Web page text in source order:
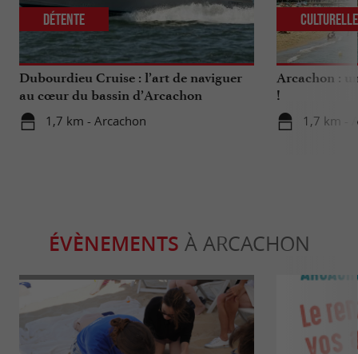
Dubourdieu Cruise : l’art de naviguer
au cœur du bassin d’Arcachon
1,7 km - Arcachon
Détente
Arcachon :
!
1,7 km -
Culturelle
ÉVÈNEMENTS À ARCACHON